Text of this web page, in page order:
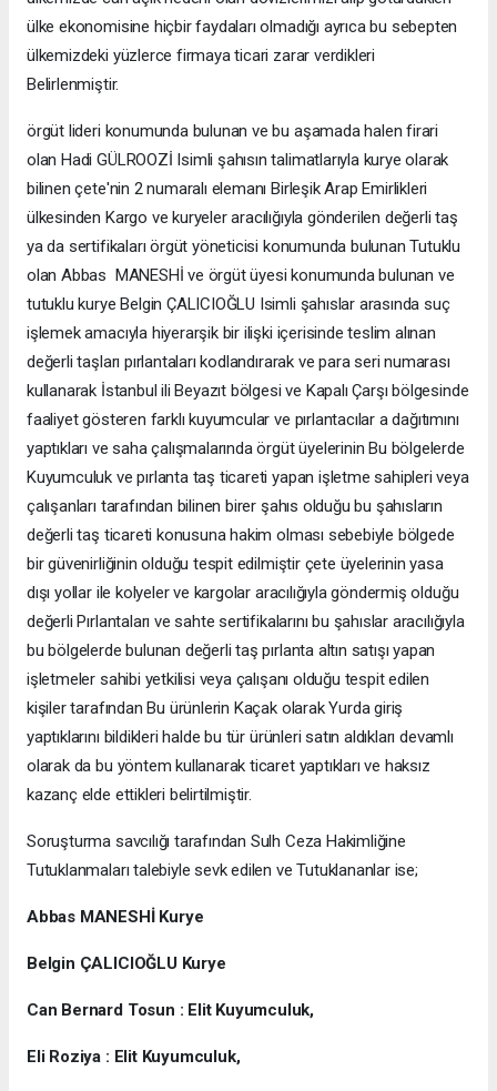
ülke ekonomisine hiçbir faydaları olmadığı ayrıca bu sebepten
ülkemizdeki yüzlerce firmaya ticari zarar verdikleri
Belirlenmiştir.
örgüt lideri konumunda bulunan ve bu aşamada halen firari
olan Hadi GÜLROOZİ Isimli şahısın talimatlarıyla kurye olarak
bilinen çete'nin 2 numaralı elemanı Birleşik Arap Emirlikleri
ülkesinden Kargo ve kuryeler aracılığıyla gönderilen değerli taş
ya da sertifikaları örgüt yöneticisi konumunda bulunan Tutuklu
olan Abbas MANESHİ ve örgüt üyesi konumunda bulunan ve
tutuklu kurye Belgin ÇALICIOĞLU Isimli şahıslar arasında suç
işlemek amacıyla hiyerarşik bir ilişki içerisinde teslim alınan
değerli taşları pırlantaları kodlandırarak ve para seri numarası
kullanarak İstanbul ili Beyazıt bölgesi ve Kapalı Çarşı bölgesinde
faaliyet gösteren farklı kuyumcular ve pırlantacılar a dağıtımını
yaptıkları ve saha çalışmalarında örgüt üyelerinin Bu bölgelerde
Kuyumculuk ve pırlanta taş ticareti yapan işletme sahipleri veya
çalışanları tarafından bilinen birer şahıs olduğu bu şahısların
değerli taş ticareti konusuna hakim olması sebebiyle bölgede
bir güvenirliğinin olduğu tespit edilmiştir çete üyelerinin yasa
dışı yollar ile kolyeler ve kargolar aracılığıyla göndermiş olduğu
değerli Pırlantaları ve sahte sertifikalarını bu şahıslar aracılığıyla
bu bölgelerde bulunan değerli taş pırlanta altın satışı yapan
işletmeler sahibi yetkilisi veya çalışanı olduğu tespit edilen
kişiler tarafından Bu ürünlerin Kaçak olarak Yurda giriş
yaptıklarını bildikleri halde bu tür ürünleri satın aldıkları devamlı
olarak da bu yöntem kullanarak ticaret yaptıkları ve haksız
kazanç elde ettikleri belirtilmiştir.
Soruşturma savcılığı tarafından Sulh Ceza Hakimliğine
Tutuklanmaları talebiyle sevk edilen ve Tutuklananlar ise;
Abbas MANESHİ Kurye
Belgin ÇALICIOĞLU Kurye
Can Bernard Tosun : Elit Kuyumculuk,
Eli Roziya : Elit Kuyumculuk,